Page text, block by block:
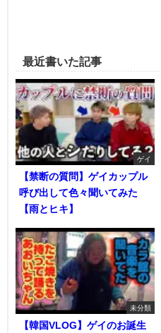
最近書いた記事
ゲイ
【禁断の質問】ゲイカップル
呼び出して色々聞いてみた
【雨とヒキ】
未分類
【韓国VLOG】ゲイのお誕生